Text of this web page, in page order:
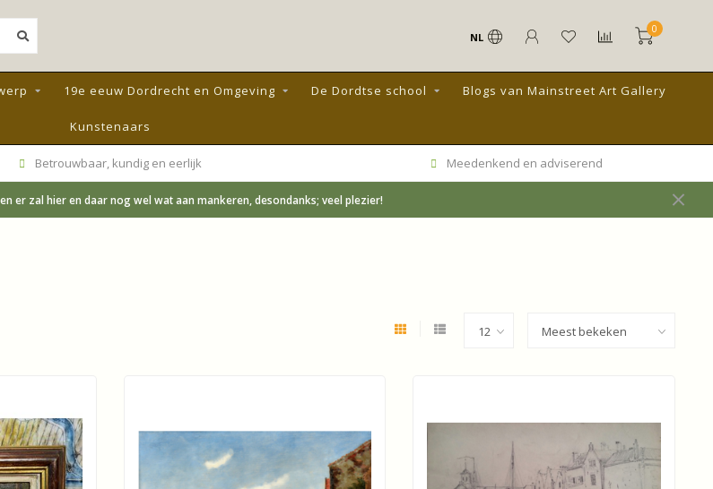
NL
0
19e eeuw Dordrecht en Omgeving De Dordtse school Blogs van Mainstreet Art Gallery
Kunstenaars
Betrouwbaar, kundig en eerlijk Meedenkend en adviserend
er zal hier en daar nog wel wat aan mankeren, desondanks; veel plezier!